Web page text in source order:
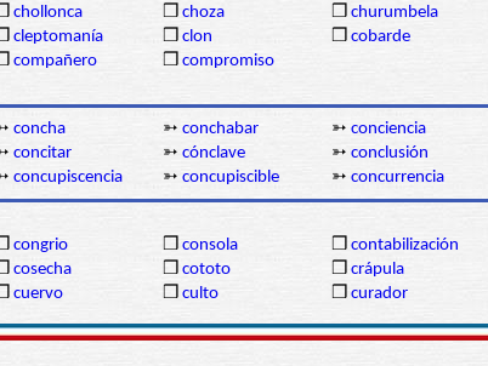
chollonca ❒ choza ❒ churumbela
cleptomanía ❒ clon ❒ cobarde
compañero ❒ compromiso
concha ➳ conchabar ➳ conciencia
concitar ➳ cónclave ➳ conclusión
concupiscencia ➳ concupiscible ➳ concurrencia
congrio ❒ consola ❒ contabilización
cosecha ❒ cototo ❒ crápula
cuervo ❒ culto ❒ curador